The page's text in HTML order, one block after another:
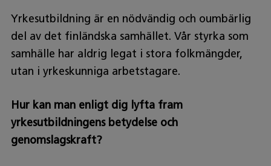
Yrkesutbildning är en nödvändig och oumbärlig
del av det finländska samhället. Vår styrka som
samhälle har aldrig legat i stora folkmängder,
utan i yrkeskunniga arbetstagare.
Hur kan man enligt dig lyfta fram
yrkesutbildningens betydelse och
genomslagskraft?